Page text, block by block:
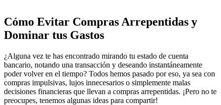
Cómo Evitar Compras Arrepentidas y
Dominar tus Gastos
¿Alguna vez te has encontrado mirando tu estado de cuenta
bancario, notando una transacción y deseando instantáneamente
poder volver en el tiempo? Todos hemos pasado por eso, ya sea con
compras impulsivas, lujos innecesarios o simplemente malas
decisiones financieras que llevan a compras arrepentidas. ¡Pero no te
preocupes, tenemos algunas ideas para compartir!